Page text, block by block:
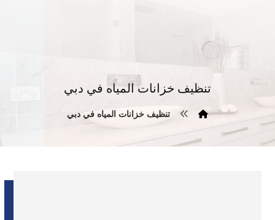
تنظيف خزانات المياه في دبي
تنظيف خزانات المياه في دبي